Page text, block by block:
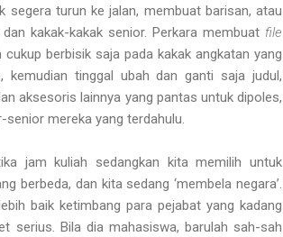
segera turun ke jalan, membuat barisan, atau
kakak-kakak senior. Perkara membuat file
berbisik saja pada kakak angkatan yang
kemudian tinggal ubah dan ganti saja judul,
aksesoris lainnya yang pantas untuk dipoles,
mereka yang terdahulu.
jam kuliah sedangkan kita memilih untuk
berbeda, dan kita sedang ‘membela negara’.
baik ketimbang para pejabat yang kadang
serius. Bila dia mahasiswa, barulah sah-sah